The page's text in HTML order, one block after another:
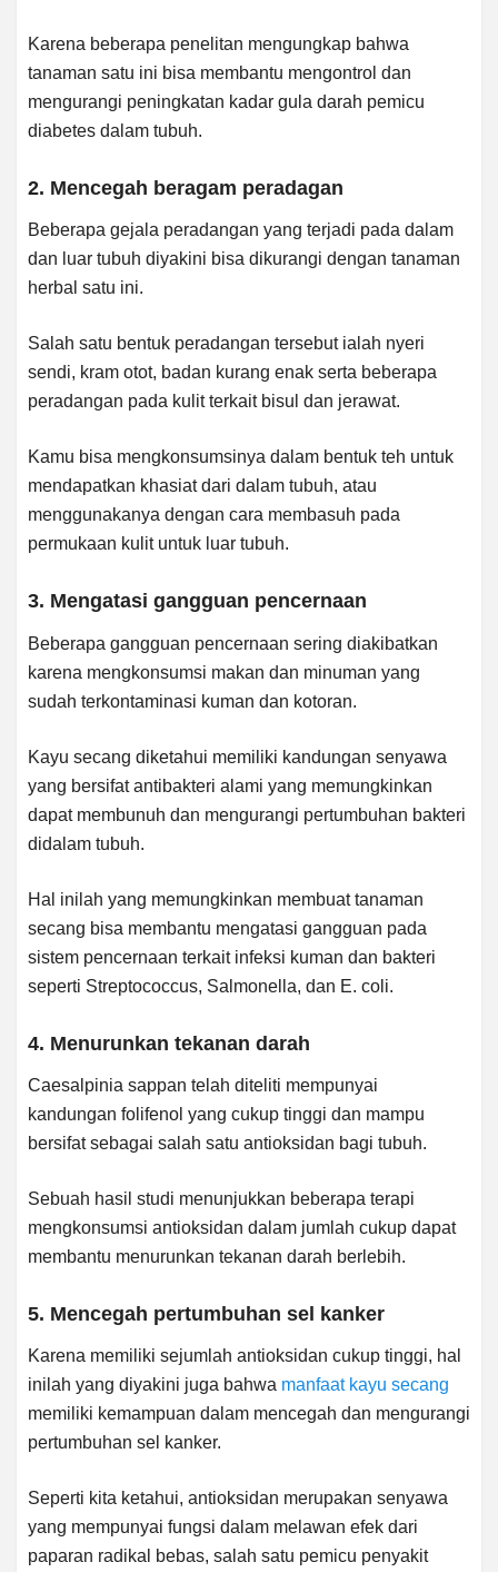
Karena beberapa penelitan mengungkap bahwa
tanaman satu ini bisa membantu mengontrol dan
mengurangi peningkatan kadar gula darah pemicu
diabetes dalam tubuh.
2. Mencegah beragam peradagan
Beberapa gejala peradangan yang terjadi pada dalam
dan luar tubuh diyakini bisa dikurangi dengan tanaman
herbal satu ini.
Salah satu bentuk peradangan tersebut ialah nyeri
sendi, kram otot, badan kurang enak serta beberapa
peradangan pada kulit terkait bisul dan jerawat.
Kamu bisa mengkonsumsinya dalam bentuk teh untuk
mendapatkan khasiat dari dalam tubuh, atau
menggunakanya dengan cara membasuh pada
permukaan kulit untuk luar tubuh.
3. Mengatasi gangguan pencernaan
Beberapa gangguan pencernaan sering diakibatkan
karena mengkonsumsi makan dan minuman yang
sudah terkontaminasi kuman dan kotoran.
Kayu secang diketahui memiliki kandungan senyawa
yang bersifat antibakteri alami yang memungkinkan
dapat membunuh dan mengurangi pertumbuhan bakteri
didalam tubuh.
Hal inilah yang memungkinkan membuat tanaman
secang bisa membantu mengatasi gangguan pada
sistem pencernaan terkait infeksi kuman dan bakteri
seperti Streptococcus, Salmonella, dan E. coli.
4. Menurunkan tekanan darah
Caesalpinia sappan telah diteliti mempunyai
kandungan folifenol yang cukup tinggi dan mampu
bersifat sebagai salah satu antioksidan bagi tubuh.
Sebuah hasil studi menunjukkan beberapa terapi
mengkonsumsi antioksidan dalam jumlah cukup dapat
membantu menurunkan tekanan darah berlebih.
5. Mencegah pertumbuhan sel kanker
Karena memiliki sejumlah antioksidan cukup tinggi, hal
inilah yang diyakini juga bahwa manfaat kayu secang
memiliki kemampuan dalam mencegah dan mengurangi
pertumbuhan sel kanker.
Seperti kita ketahui, antioksidan merupakan senyawa
yang mempunyai fungsi dalam melawan efek dari
paparan radikal bebas, salah satu pemicu penyakit